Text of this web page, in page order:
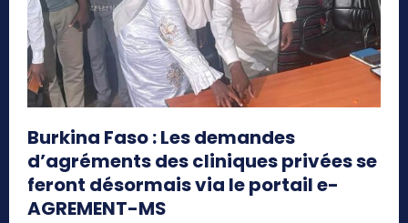
Burkina Faso : Les demandes
d’agréments des cliniques privées se
feront désormais via le portail e-
AGREMENT-MS